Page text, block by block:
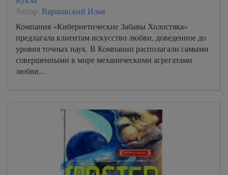
Автор: Варшавский Илья
Компания «Кибернетические Забавы Холостяка»
предлагала клиентам искусство любви, доведенное до
уровня точных наук. В Компании располагали самыми
совершенными в мире механическими агрегатами
любви...